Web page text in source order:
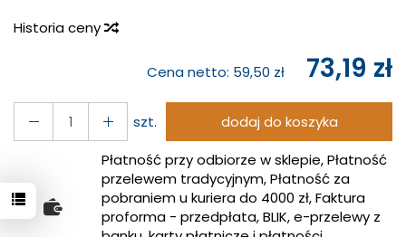
Historia ceny
Cena netto: 59,50 zł 73,19 zł
szt.
dodaj do koszyka
Płatność przy odbiorze w sklepie, Płatność
przelewem tradycyjnym, Płatność za
pobraniem u kuriera do 4000 zł, Faktura
proforma - przedpłata, BLIK, e-przelewy z